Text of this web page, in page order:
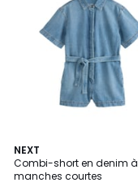
NEXT
Combi-short en denim à
manches courtes